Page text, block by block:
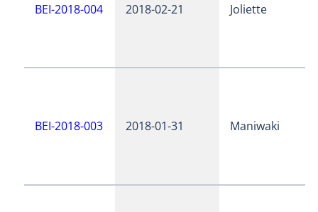
BEI-2018-004 2018-02-21 Joliette
BEI-2018-003 2018-01-31 Maniwaki